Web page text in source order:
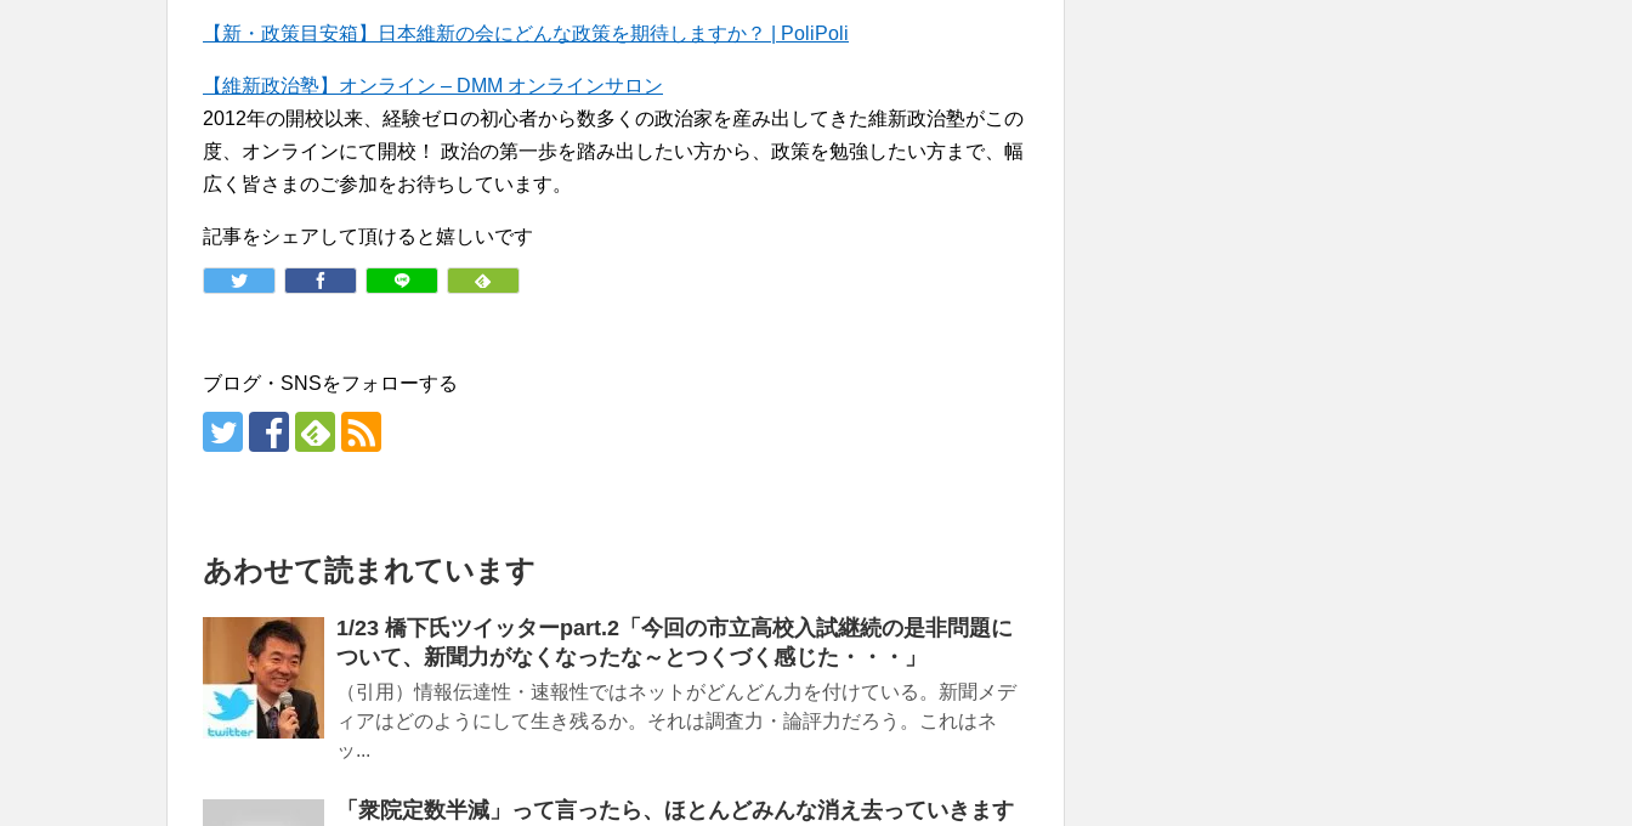
【新・政策目安箱】日本維新の会にどんな政策を期待しますか？ | PoliPoli
【維新政治塾】オンライン – DMM オンラインサロン
2012年の開校以来、経験ゼロの初心者から数多くの政治家を産み出してきた維新政治塾がこの
度、オンラインにて開校！ 政治の第一歩を踏み出したい方から、政策を勉強したい方まで、幅
広く皆さまのご参加をお待ちしています。
記事をシェアして頂けると嬉しいです
ブログ・SNSをフォローする
あわせて読まれています
1/23 橋下氏ツイッターpart.2「今回の市立高校入試継続の是非問題に
ついて、新聞力がなくなったな～とつくづく感じた・・・」
（引用）情報伝達性・速報性ではネットがどんどん力を付けている。新聞メデ
ィアはどのようにして生き残るか。それは調査力・論評力だろう。これはネ
ッ...
「衆院定数半減」って言ったら、ほとんどみんな消え去っていきます